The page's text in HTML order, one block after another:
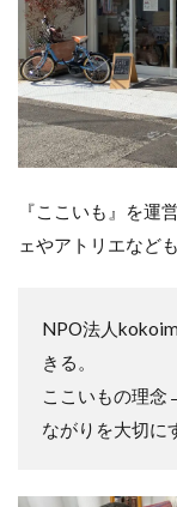
『ここいも』を運
ェやアトリエなど
NPO法人
きる。
ここいもの理
ながりを大切に